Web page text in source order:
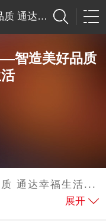
通达幸福生活
智造美好品质
通达幸福生活...
展开